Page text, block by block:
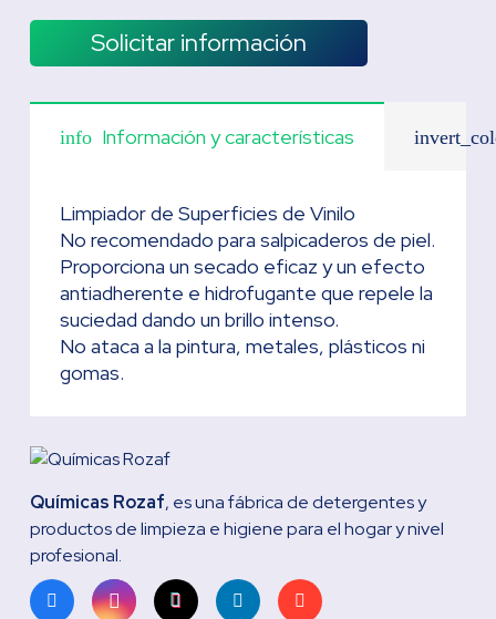
Solicitar información
info Información y características
Limpiador de Superficies de Vinilo
No recomendado para salpicaderos de piel.
Proporciona un secado eficaz y un efecto
antiadherente e hidrofugante que repele la
suciedad dando un brillo intenso.
No ataca a la pintura, metales, plásticos ni
gomas.
Químicas Rozaf, es una fábrica de detergentes y
productos de limpieza e higiene para el hogar y nivel
profesional.